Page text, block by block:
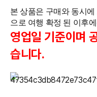
본 상품은 구매와 동시
으로 여행 확정 된 이후
영업일 기준이며
습니다.